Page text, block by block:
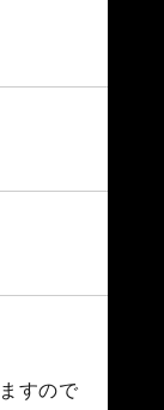
すので